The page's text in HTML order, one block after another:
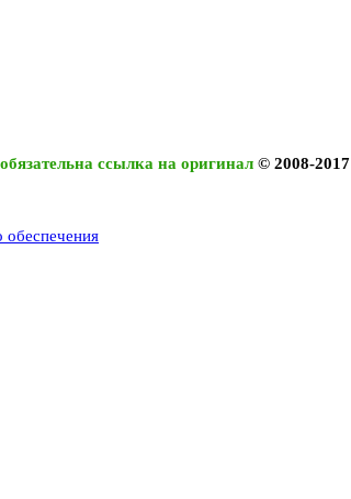
ссылка на оригинал © 2008-2017